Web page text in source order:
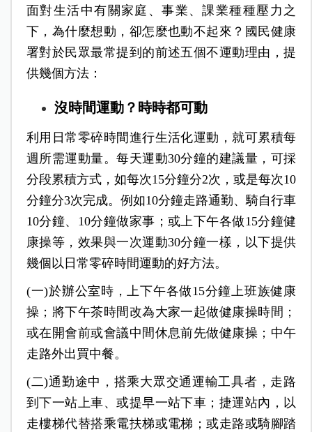
面對生活中有關家庭、事業、課業種種壓力之
下，為什麼想動，卻怎麼也動不起來？國民健康
署對於民眾最常提到的前述五個不運動理由，提
供幾個方法：
沒時間運動？時時都可動
利用日常零碎時間進行生活化運動，就可累積每
週所需運動量。每天運動30分鐘的建議量，可採
分段累積方式，如每次15分鐘分2次，或是每次10
分鐘分3次完成。例如10分鐘走路通勤、騎自行車
10分鐘、10分鐘做家事；或上下午各做15分鐘健
康操等，效果與一次運動30分鐘一樣，以下提供
幾個以日常零碎時間運動的好方法。
(一)於辦公室時，上下午各做15分鐘上班族健康
操；將下午茶時間改為大家一起做健康操時間；
或在開會前或會議中間休息前先做健康操；中午
走路外出買中餐。
(二)通勤途中，搭乘大眾交通運輸工具者，走路
到下一站上車、或提早一站下車；捷運站內，以
走樓梯代替搭乘電扶梯或電梯；或走路或騎腳踏